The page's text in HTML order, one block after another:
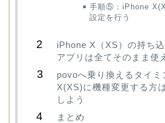
手順⑤：iPhone
設定を行う
iPhone X（XS）の持ち
アプリは全てそのまま使
povoへ乗り換えるタイミ
X(XS)に機種変更する方
しよう
まとめ